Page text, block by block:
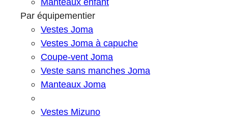
Par équipementier
Vestes Joma
Vestes Joma à capuche
Coupe-vent Joma
Veste sans manches Joma
Manteaux Joma
Vestes Mizuno